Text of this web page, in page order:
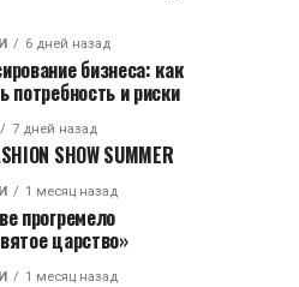
6 дней назад
бизнеса: как
потребность и риски
7 дней назад
SHOW SUMMER
1 месяц назад
прогремело
царство»
1 месяц назад